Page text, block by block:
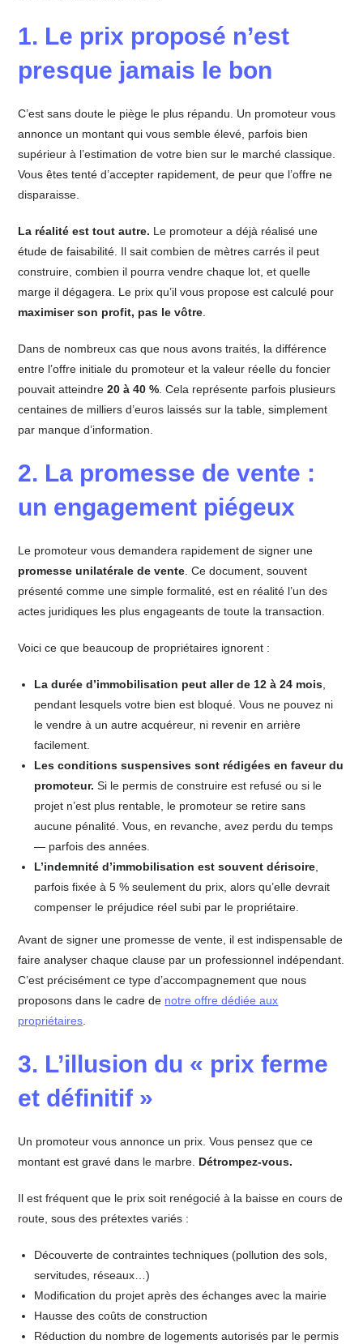
1. Le prix proposé n’est
presque jamais le bon
C’est sans doute le piège le plus répandu. Un promoteur vous
annonce un montant qui vous semble élevé, parfois bien
supérieur à l’estimation de votre bien sur le marché classique.
Vous êtes tenté d’accepter rapidement, de peur que l’offre ne
disparaisse.
La réalité est tout autre. Le promoteur a déjà réalisé une
étude de faisabilité. Il sait combien de mètres carrés il peut
construire, combien il pourra vendre chaque lot, et quelle
marge il dégagera. Le prix qu’il vous propose est calculé pour
maximiser son profit, pas le vôtre
Dans de nombreux cas que nous avons traités, la différence
entre l’offre initiale du promoteur et la valeur réelle du foncier
pouvait atteindre20 à 40 % . Cela représente parfois plusieurs
centaines de milliers d’euros laissés sur la table, simplement
par manque d’information.
2. La promesse de vente :
un engagement piégeux
Le promoteur vous demandera rapidement de signer une
promesse unilatérale de vente . Ce document, souvent
présenté comme une simple formalité, est en réalité l’un des
actes juridiques les plus engageants de toute la transaction.
Voici ce que beaucoup de propriétaires ignorent :
La durée d’immobilisation peut aller de 12 à 24 mois
pendant lesquels votre bien est bloqué. Vous ne pouvez ni
le vendre à un autre acquéreur, ni revenir en arrière
facilement.
Les conditions suspensives sont rédigées en faveur du
promoteur. Si le permis de construire est refusé ou si le
projet n’est plus rentable, le promoteur se retire sans
aucune pénalité. Vous, en revanche, avez perdu du temps
— parfois des années.
L’indemnité d’immobilisation est souvent dérisoire
parfois fixée à 5 % seulement du prix, alors qu’elle devrait
compenser le préjudice réel subi par le propriétaire.
Avant de signer une promesse de vente, il est indispensable de
faire analyser chaque clause par un professionnel indépendant.
C’est précisément ce type d’accompagnement que nous
proposons dans le cadre de notre offre dédiée aux
propriétaires
3. L’illusion du « prix ferme
et définitif »
Un promoteur vous annonce un prix. Vous pensez que ce
montant est gravé dans le marbre. Détrompez-vous.
Il est fréquent que le prix soit renégocié à la baisse en cours de
route, sous des prétextes variés :
Découverte de contraintes techniques (pollution des sols,
servitudes, réseaux…)
Modification du projet après des échanges avec la mairie
Hausse des coûts de construction
Réduction du nombre de logements autorisés par le permis